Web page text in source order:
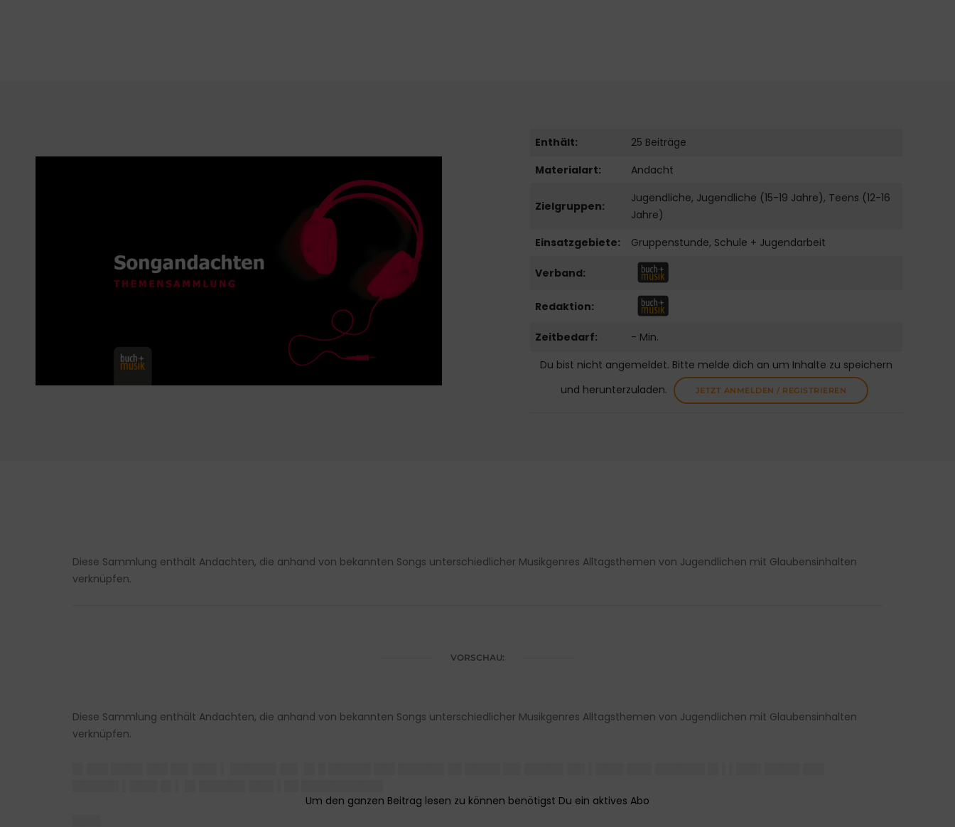
Enthält:
25 Beiträge
Materialart:
Andacht
Zielgruppen:
Jugendliche, Jugendliche (15-19 Jahre), Teens (12-16
Jahre)
Einsatzgebiete:
Gruppenstunde, Schule + Jugendarbeit
Verband:
Redaktion:
Zeitbedarf:
- Min.
Du bist nicht angemeldet. Bitte melde dich an um Inhalte zu speichern
und herunterzuladen.
JETZT ANMELDEN / REGISTRIEREN
Diese Sammlung enthält Andachten, die anhand von bekannten Songs unterschiedlicher Musikgenres Alltagsthemen von Jugendlichen mit Glaubensinhalten
verknüpfen.
VORSCHAU:
Diese Sammlung enthält Andachten, die anhand von bekannten Songs unterschiedlicher Musikgenres Alltagsthemen von Jugendlichen mit Glaubensinhalten
verknüpfen.